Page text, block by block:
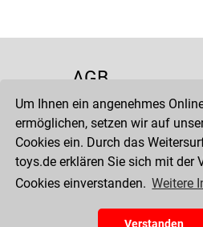
Um Ihnen ein angenehmes
ermöglichen, setzen wir auf
Cookies ein. Durch das
toys.de erklären Sie sich mit der
Cookies einverstanden. Weitere
Verstanden
AGB
Datenschutz
Kontakt
Versandkosten